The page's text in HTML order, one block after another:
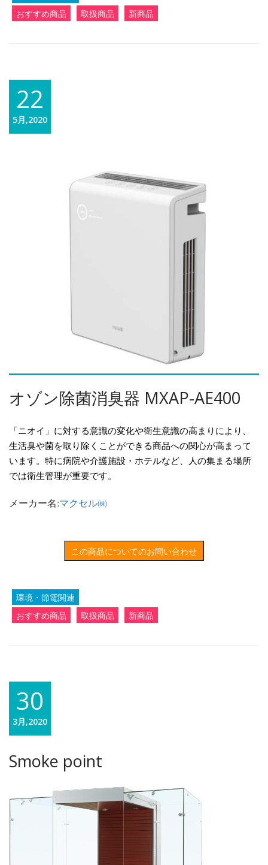
おすすめ商品
取扱商品 新商品
22
5月,2020
オゾン除菌消臭器 MXAP-AE400
「ニオイ」に対する意識の変化や衛生意識の高まりにより、
生活臭や菌を取り除くことができる商品への関心が高まって
います。特に病院や介護施設・ホテルなど、人の集まる場所
では衛生管理が重要です。
メーカー名:マクセル㈱
この商品についてのお問い合わせ
環境・節電関連
おすすめ商品
取扱商品 新商品
30
3月,2020
Smoke point